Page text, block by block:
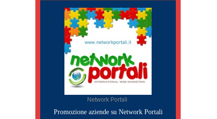
Network Portali
Promozione aziende su Network Portali